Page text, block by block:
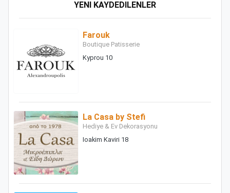
YENI KAYDEDILENLER
Farouk
Boutique Patisserie
Kyprou 10
La Casa by Stefi
Hediye & Ev Dekorasyonu
Ioakim Kaviri 18